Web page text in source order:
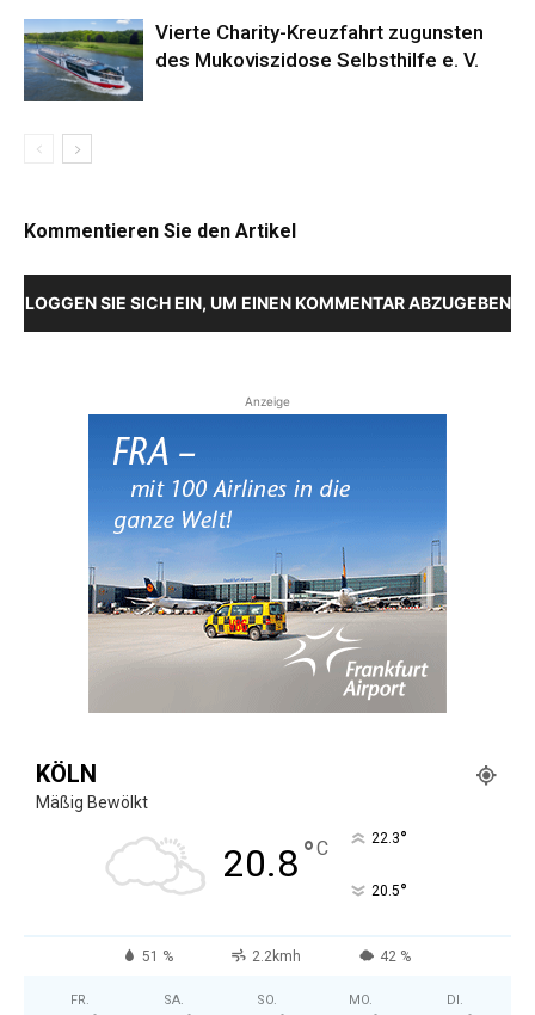
Vierte Charity-Kreuzfahrt zugunsten
des Mukoviszidose Selbsthilfe e. V.
Kommentieren Sie den Artikel
LOGGEN SIE SICH EIN, UM EINEN KOMMENTAR ABZUGEBEN
Anzeige
KÖLN
Mäßig Bewölkt
20.8°C 22.3°
20.5°
51 % 2.2kmh 42 %
FR. SA. SO. MO. DI.